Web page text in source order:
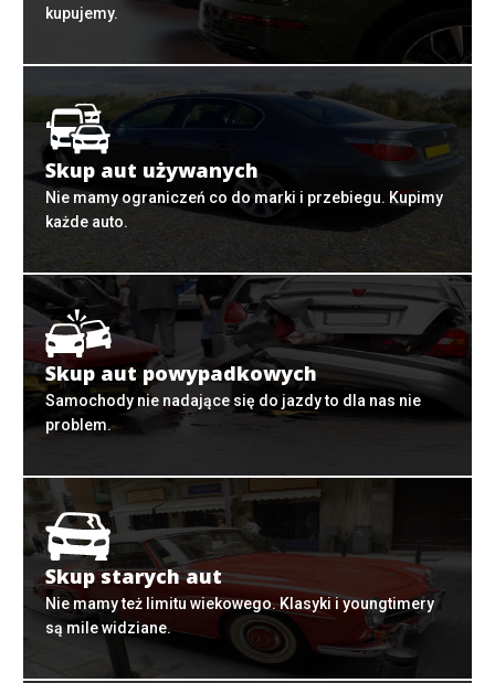
kupujemy.
Skup aut używanych
Nie mamy ograniczeń co do marki i przebiegu. Kupimy
każde auto.
Skup aut powypadkowych
Samochody nie nadające się do jazdy to dla nas nie
problem.
Skup starych aut
Nie mamy też limitu wiekowego. Klasyki i youngtimery
są mile widziane.